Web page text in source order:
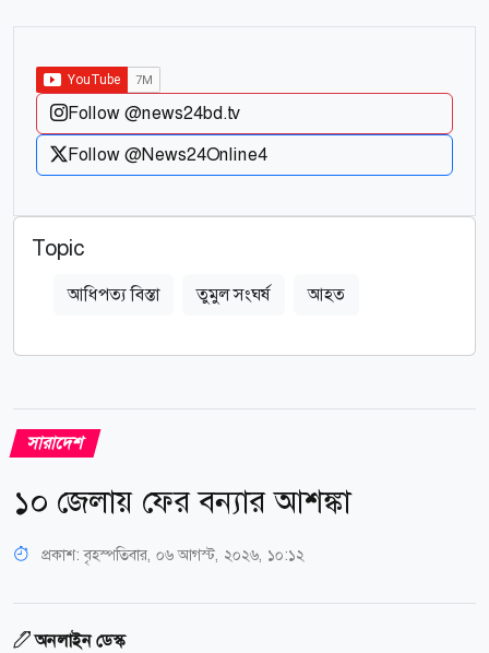
Follow @news24bd.tv
Follow @News24Online4
Topic
আধিপত্য বিস্তা তুমুল সংঘর্ষ আহত
সারাদেশ
১০ জেলায় ফের বন্যার আশঙ্কা
প্রকাশ:বৃহস্পতিবার, ০৬ আগস্ট, ২০২৬, ১০:১২
অনলাইন ডেস্ক